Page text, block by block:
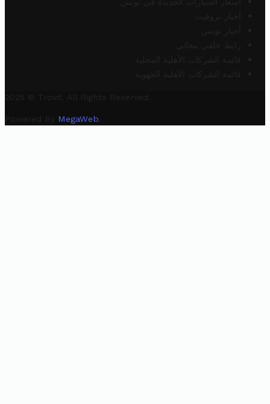
أخبار تروفيت
أخبار تونس
رابط خلفي مجاني
قائمة الشركات الأهلية المحلية
قائمة الشركات الأهلية الجهوية
2025 © Trovit. All Rights Reserved.
Powered By MegaWeb